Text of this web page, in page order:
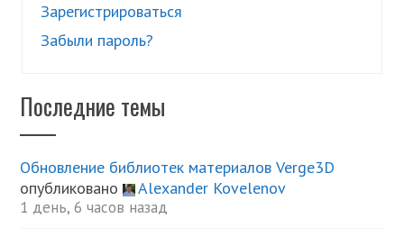
Зарегистрироваться
Забыли пароль?
Последние темы
Обновление библиотек материалов Verge3D
опубликовано
Alexander Kovelenov
1 день, 6 часов назад